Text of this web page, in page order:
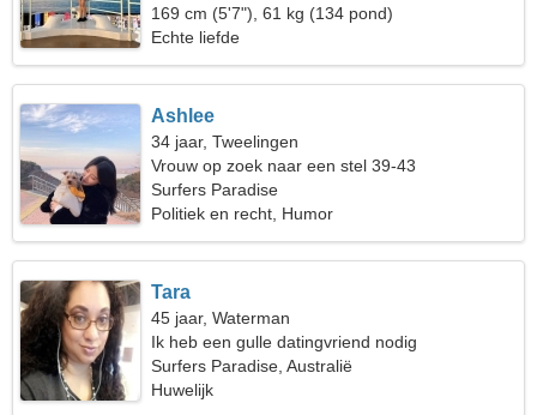
169 cm (5'7"), 61 kg (134 pond)
Echte liefde
Ashlee
34 jaar, Tweelingen
Vrouw op zoek naar een stel 39-43
Surfers Paradise
Politiek en recht, Humor
Tara
45 jaar, Waterman
Ik heb een gulle datingvriend nodig
Surfers Paradise, Australië
Huwelijk